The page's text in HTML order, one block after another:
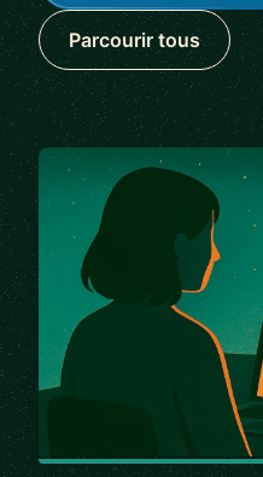
Parcourir tous